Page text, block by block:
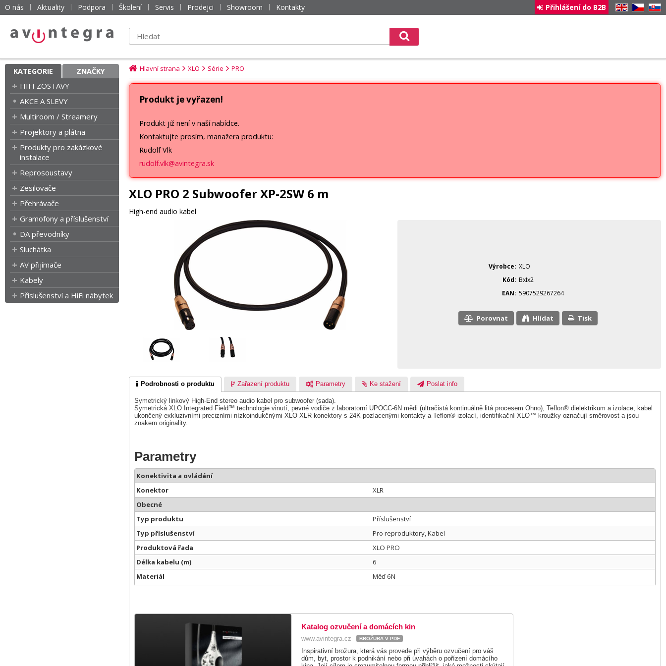
O nás Aktuality Podpora Školení Servis Prodejci Showroom Kontakty EN CZ SK
Přihlášení do B2B
KATEGORIE ZNAČKY
HIFI ZOSTAVY
AKCE A SLEVY
Multiroom / Streamery
Projektory a plátna
Produkty pro zakázkové
instalace
Reprosoustavy
Zesilovače
Přehrávače
Gramofony a příslušenství
DA převodníky
Sluchátka
AV přijímače
Kabely
Příslušenství a HiFi nábytek
Hlavní strana XLO Série PRO
Produkt je vyřazen!
Produkt již není v naší nabídce.
Kontaktujte prosím, manažera produktu:
Rudolf Vlk
rudolf.vlk@avintegra.sk
XLO PRO 2 Subwoofer XP-2SW 6 m
High-end audio kabel
Výrobce XLO
Kód
BxIx2
EAN 5907529267264
Porovnat Hlídat Tisk
Podrobnosti o produktu Zařazení produktu Parametry Ke stažení Poslat info
Symetrický linkový High-End stereo audio kabel pro subwoofer (sada).
Symetrická XLO Integrated Field™ technologie vinutí, pevné vodiče z laboratorní UPOCC-6N mědi (ultračistá kontinuálně litá procesem Ohno), Teflon® dielektrikum a izolace, kabel
ukončený exkluzivními precizními nízkoindukčnými XLO XLR konektory s 24K pozlacenými kontakty a Teflon® izolací, identifikační XLO™ kroužky označují směrovost a jsou
znakem originality.
Parametry
Konektivita a ovládání
Konektor
XLR
Obecné
Typ produktu
Příslušenství
Typ příslušenství
Pro reproduktory, Kabel
Produktová řada
XLO PRO
Délka kabelu (m)
6
Materiál
Měď 6N
Katalog ozvučení a domácích kin
www.avintegra.cz BROŽURA V PDF
Inspirativní brožura, která vás provede při výběru ozvučení pro váš
dům, byt, prostor k podnikání nebo při úvahách o pořízení domácího